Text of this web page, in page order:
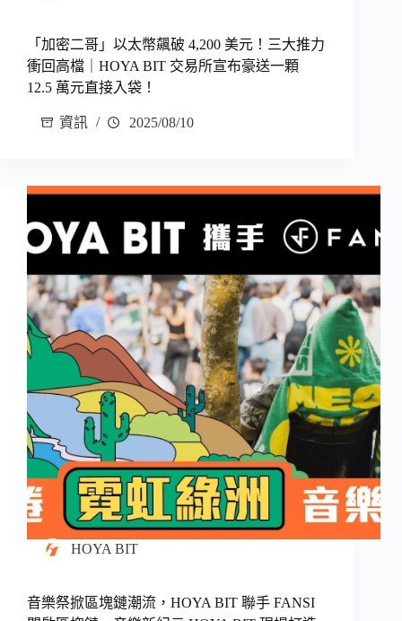
「加密二哥」以太幣飆破 4,200 美元！三大推力
衝回高檔｜HOYA BIT 交易所宣布豪送一顆
12.5 萬元直接入袋！
資訊 2025/08/10
HOYA BIT
音樂祭掀區塊鏈潮流，HOYA BIT 聯手 FANSI